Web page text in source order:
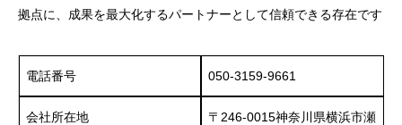
拠点に、成果を最大化するパートナーとして信頼できる存在です
電話番号 050-3159-9661
会社所在地
〒246-0015神奈川県横浜市瀬